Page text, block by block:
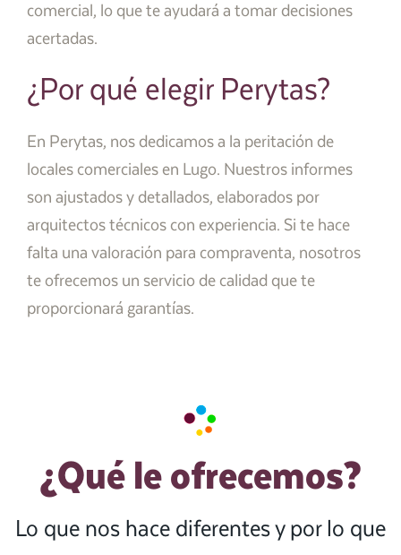
comercial, lo que te ayudará a tomar decisiones
acertadas.
¿Por qué elegir Perytas?
En Perytas, nos dedicamos a la peritación de
locales comerciales en Lugo. Nuestros informes
son ajustados y detallados, elaborados por
arquitectos técnicos con experiencia. Si te hace
falta una valoración para compraventa, nosotros
te ofrecemos un servicio de calidad que te
proporcionará garantías.
¿Qué le ofrecemos?
Lo que nos hace diferentes y por lo que